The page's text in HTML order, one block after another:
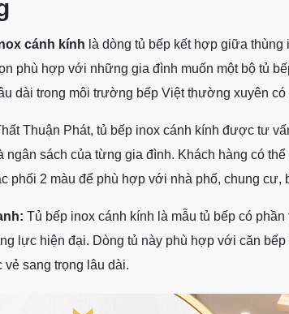
cánh kính là dòng tủ bếp kết hợp giữa
phù hợp với những gia đình muốn một bộ tủ
dài trong môi trường bếp Việt thường xuyên
Thuận Phát, tủ bếp inox cánh kính được tư
ngân sách của từng gia đình. Khách hàng có
phối 2 màu để phù hợp với nhà phố, chung cư,
Tủ bếp inox cánh kính là mẫu tủ bếp có
lực hiện đại. Dòng tủ này phù hợp với căn
sang trọng lâu dài.